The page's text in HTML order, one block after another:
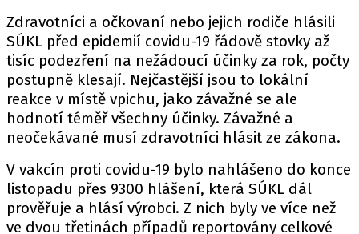
Zdravotníci a očkovaní nebo jejich rodiče hlásili
SÚKL před epidemií covidu-19 řádově stovky až
tisíc podezření na nežádoucí účinky za rok, počty
postupně klesají. Nejčastější jsou to lokální
reakce v místě vpichu, jako závažné se ale
hodnotí téměř všechny účinky. Závažné a
neočekávané musí zdravotníci hlásit ze zákona.
V vakcín proti covidu-19 bylo nahlášeno do konce
listopadu přes 9300 hlášení, která SÚKL dál
prověřuje a hlásí výrobci. Z nich byly ve více než
ve dvou třetinách případů reportovány celkové